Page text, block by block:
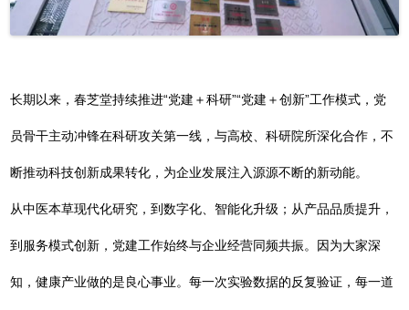
长期以来，春芝堂持续推进“党建＋科研”“党建＋创新”工作模式，党
员骨干主动冲锋在科研攻关第一线，与高校、科研院所深化合作，不
断推动科技创新成果转化，为企业发展注入源源不断的新动能。
从中医本草现代化研究，到数字化、智能化升级；从产品品质提升，
到服务模式创新，党建工作始终与企业经营同频共振。因为大家深
知，健康产业做的是良心事业。每一次实验数据的反复验证，每一道